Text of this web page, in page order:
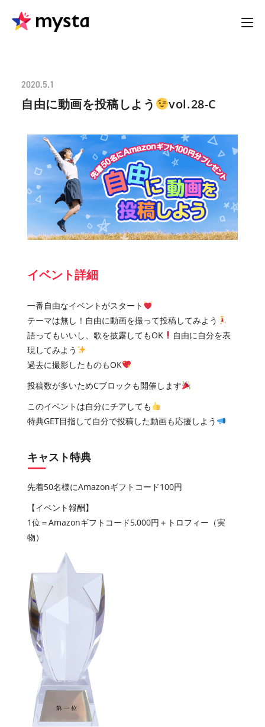
2020.5.1
自由に動画を投稿しよう vol.28-C
イベント詳細
一番自由なイベントがスタート
テーマは無し！自由に動画を撮って投稿してみよう
語ってもいいし、歌を披露してもOK
自由に自分を表
現してみよう
過去に撮影したものもOK
投稿数が多いためCブロックも開催します
このイベントは自分にチアしても
特典GET目指して自分で投稿した動画も応援しよう
キャスト特典
先着50名様にAmazonギフトコード100円
【イベント報酬】
1位＝Amazonギフトコード5,000円＋トロフィー（実
物）